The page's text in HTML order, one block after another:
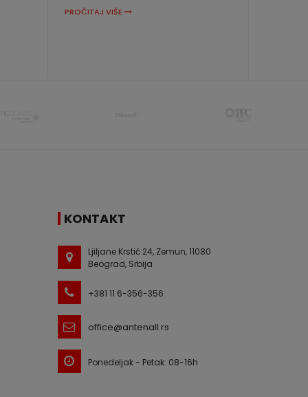
PROČITAJ VIŠE
KONTAKT
Ljiljane Krstić 24, Zemun, 11080
Beograd, Srbija
+381 11 6-356-356
office@antenall.rs
Ponedeljak - Petak: 08-16h